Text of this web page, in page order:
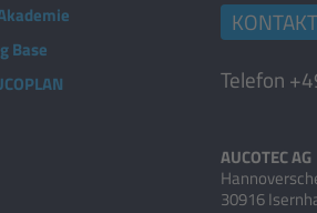
Base
Telefon
AUCOTEC AG
30916